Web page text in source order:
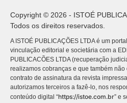
Copyright © 2026 - ISTOÉ
Todos os direitos reservados.
A ISTOÉ PUBLICAÇÕES LTDA é um
vinculação editorial e societária com a
PUBLICACÕES LTDA (recuperação
realizamos cobranças e que também
contrato de assinatura da revista
autorizamos terceiros a fazê-lo, nos
conteúdo digital “https://istoe.com.br” e